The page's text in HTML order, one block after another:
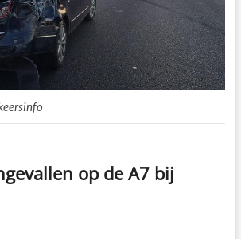
op de A7 bij